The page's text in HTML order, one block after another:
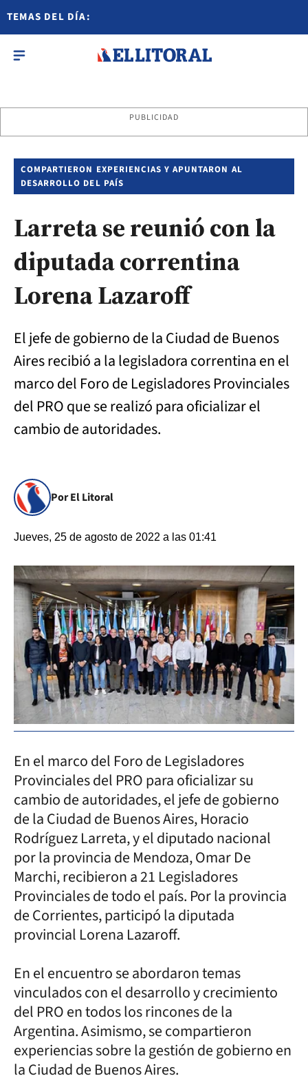
TEMAS DEL DÍA:
PUBLICIDAD
COMPARTIERON EXPERIENCIAS Y APUNTARON AL
DESARROLLO DEL PAÍS
Larreta se reunió con la
diputada correntina
Lorena Lazaroff
El jefe de gobierno de la Ciudad de Buenos
Aires recibió a la legisladora correntina en el
marco del Foro de Legisladores Provinciales
del PRO que se realizó para oficializar el
cambio de autoridades.
Por El Litoral
Jueves, 25 de agosto de 2022 a las 01:41
En el marco del Foro de Legisladores
Provinciales del PRO para oficializar su
cambio de autoridades, el jefe de gobierno
de la Ciudad de Buenos Aires, Horacio
Rodríguez Larreta, y el diputado nacional
por la provincia de Mendoza, Omar De
Marchi, recibieron a 21 Legisladores
Provinciales de todo el país. Por la provincia
de Corrientes, participó la diputada
provincial Lorena Lazaroff.
En el encuentro se abordaron temas
vinculados con el desarrollo y crecimiento
del PRO en todos los rincones de la
Argentina. Asimismo, se compartieron
experiencias sobre la gestión de gobierno en
la Ciudad de Buenos Aires.